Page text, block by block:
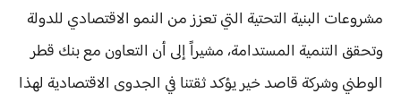
مشروعات البنية التحتية التي تعزز من النمو الاقتصادي للدولة
وتحقق التنمية المستدامة، مشيراً إلى أن التعاون مع بنك قطر
الوطني وشركة قاصد خير يؤكد ثقتنا في الجدوى الاقتصادية لهذا